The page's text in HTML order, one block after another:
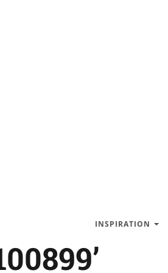
INSPIRATION